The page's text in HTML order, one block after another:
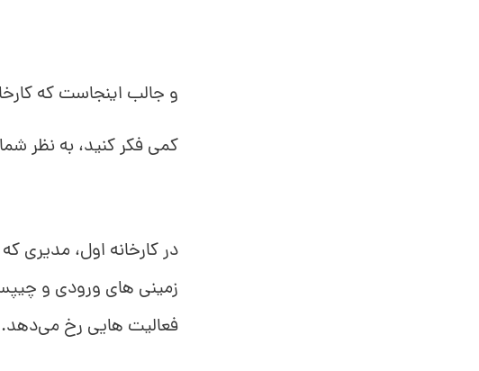
و جالب اینجاست که
کمی فکر کنید، به نظر
در کارخانه اول،
زمینی های ورودی و
فعالیت هایی رخ می‌دهد.